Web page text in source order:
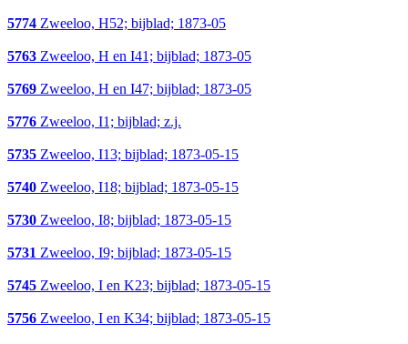
5774 Zweeloo, H52; bijblad; 1873-05
5763 Zweeloo, H en I41; bijblad; 1873-05
5769 Zweeloo, H en I47; bijblad; 1873-05
5776 Zweeloo, I1; bijblad; z.j.
5735 Zweeloo, I13; bijblad; 1873-05-15
5740 Zweeloo, I18; bijblad; 1873-05-15
5730 Zweeloo, I8; bijblad; 1873-05-15
5731 Zweeloo, I9; bijblad; 1873-05-15
5745 Zweeloo, I en K23; bijblad; 1873-05-15
5756 Zweeloo, I en K34; bijblad; 1873-05-15